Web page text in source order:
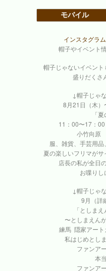
モバイル
インスタグラ
帽子やイベント
帽子じゃないイベン
盛りだくさ
↓帽子じゃ
8月21日（木）
「
11：00〜17：00
小竹向原
服、雑貨、手芸用
夏の楽しいフリマが
店長の私が全日
お喋りし
↓帽子じゃ
9月（詳
「としま
〜としまえん
練馬 隠家アート
私はじめとし
ファンア
本
ファンア